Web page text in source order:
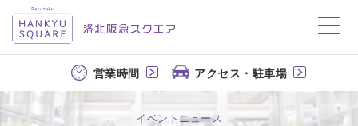
洛北阪急スクエア
営業時間 アクセス・駐車場
イベントニュース